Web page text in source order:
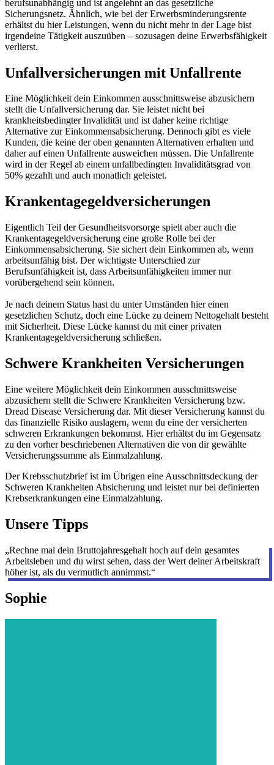
berufsunabhängig und ist angelehnt an das gesetzliche
Sicherungsnetz. Ähnlich, wie bei der Erwerbsminderungsrente
erhältst du hier Leistungen, wenn du nicht mehr in der Lage bist
irgendeine Tätigkeit auszuüben – sozusagen deine Erwerbsfähigkeit
verlierst.
Unfallversicherungen mit Unfallrente
Eine Möglichkeit dein Einkommen ausschnittsweise abzusichern
stellt die Unfallversicherung dar. Sie leistet nicht bei
krankheitsbedingter Invalidität und ist daher keine richtige
Alternative zur Einkommensabsicherung. Dennoch gibt es viele
Kunden, die keine der oben genannten Alternativen erhalten und
daher auf einen Unfallrente ausweichen müssen. Die Unfallrente
wird in der Regel ab einem unfallbedingten Invaliditätsgrad von
50% gezahlt und auch monatlich geleistet.
Krankentagegeldversicherungen
Eigentlich Teil der Gesundheitsvorsorge spielt aber auch die
Krankentagegeldversicherung eine große Rolle bei der
Einkommensabsicherung. Sie sichert dein Einkommen ab, wenn
arbeitsunfähig bist. Der wichtigste Unterschied zur
Berufsunfähigkeit ist, dass Arbeitsunfähigkeiten immer nur
vorübergehend sein können.
Je nach deinem Status hast du unter Umständen hier einen
gesetzlichen Schutz, doch eine Lücke zu deinem Nettogehalt besteht
mit Sicherheit. Diese Lücke kannst du mit einer privaten
Krankentagegeldversicherung schließen.
Schwere Krankheiten Versicherungen
Eine weitere Möglichkeit dein Einkommen ausschnittsweise
abzusichern stellt die Schwere Krankheiten Versicherung bzw.
Dread Disease Versicherung dar. Mit dieser Versicherung kannst du
das finanzielle Risiko auslagern, wenn du eine der versicherten
schweren Erkrankungen bekommst. Hier erhältst du im Gegensatz
zu den vorher beschriebenen Alternativen die von dir gewählte
Versicherungssumme als Einmalzahlung.
Der Krebsschutzbrief ist im Übrigen eine Ausschnittsdeckung der
Schweren Krankheiten Absicherung und leistet nur bei definierten
Krebserkrankungen eine Einmalzahlung.
Unsere Tipps
„Rechne mal dein Bruttojahresgehalt hoch auf dein gesamtes
Arbeitsleben und du wirst sehen, dass der Wert deiner Arbeitskraft
höher ist, als du vermutlich annimmst.“
Sophie